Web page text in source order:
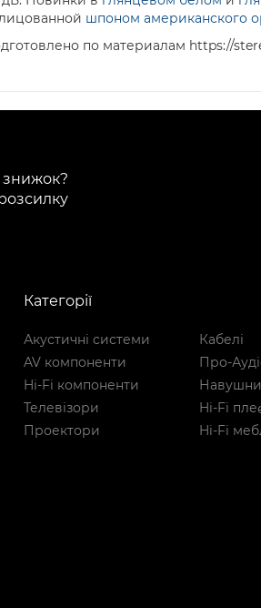
шпоном американского
по материалам https://
знижок?
Категорії
Акустичні системи
AV компоненти
Hi-Fi компоненти
Телевізори
Проектори
Кабелі
Про-
Hi-Fi
Hi-Fi